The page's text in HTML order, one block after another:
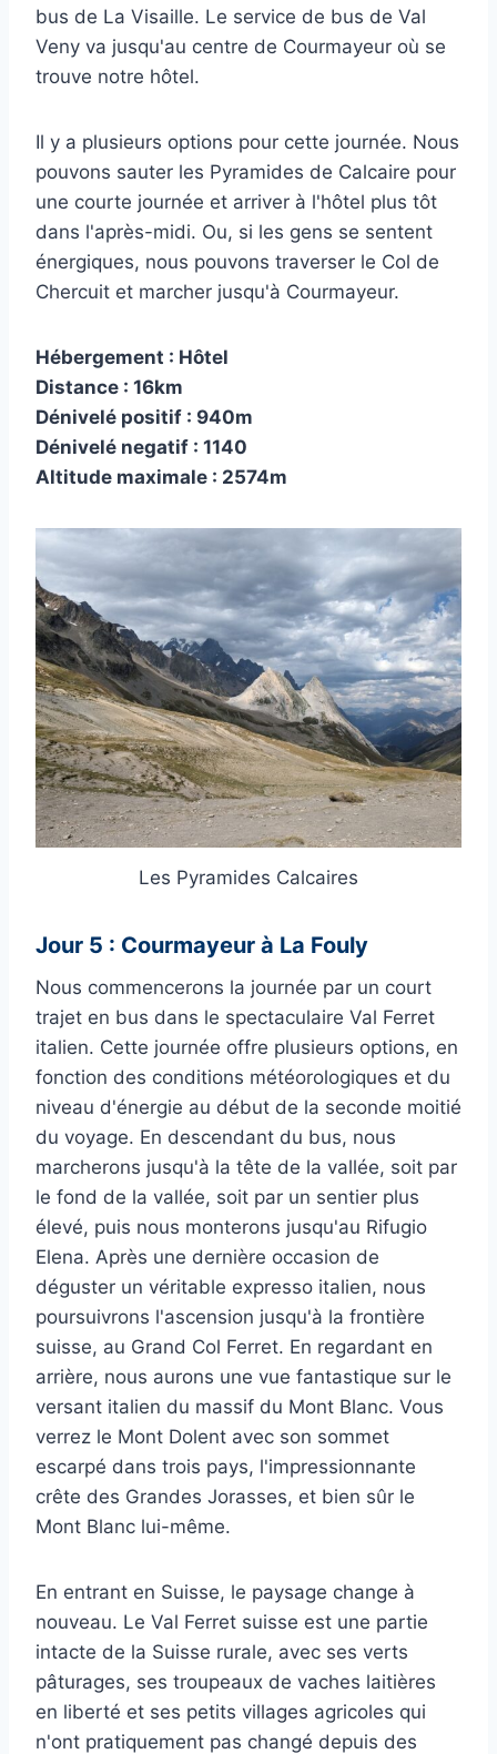
bus de La Visaille. Le service de bus de Val
Veny va jusqu'au centre de Courmayeur où se
trouve notre hôtel.
Il y a plusieurs options pour cette journée. Nous
pouvons sauter les Pyramides de Calcaire pour
une courte journée et arriver à l'hôtel plus tôt
dans l'après-midi. Ou, si les gens se sentent
énergiques, nous pouvons traverser le Col de
Chercuit et marcher jusqu'à Courmayeur.
Hébergement : Hôtel
Distance : 16km
Dénivelé positif : 940m
Dénivelé negatif : 1140
Altitude maximale : 2574m
Les Pyramides Calcaires
Jour 5 : Courmayeur à La Fouly
Nous commencerons la journée par un court
trajet en bus dans le spectaculaire Val Ferret
italien. Cette journée offre plusieurs options, en
fonction des conditions météorologiques et du
niveau d'énergie au début de la seconde moitié
du voyage. En descendant du bus, nous
marcherons jusqu'à la tête de la vallée, soit par
le fond de la vallée, soit par un sentier plus
élevé, puis nous monterons jusqu'au Rifugio
Elena. Après une dernière occasion de
déguster un véritable expresso italien, nous
poursuivrons l'ascension jusqu'à la frontière
suisse, au Grand Col Ferret. En regardant en
arrière, nous aurons une vue fantastique sur le
versant italien du massif du Mont Blanc. Vous
verrez le Mont Dolent avec son sommet
escarpé dans trois pays, l'impressionnante
crête des Grandes Jorasses, et bien sûr le
Mont Blanc lui-même.
En entrant en Suisse, le paysage change à
nouveau. Le Val Ferret suisse est une partie
intacte de la Suisse rurale, avec ses verts
pâturages, ses troupeaux de vaches laitières
en liberté et ses petits villages agricoles qui
n'ont pratiquement pas changé depuis des